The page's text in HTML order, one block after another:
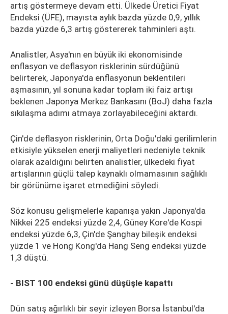
artış göstermeye devam etti. Ülkede Üretici Fiyat
Endeksi (ÜFE), mayısta aylık bazda yüzde 0,9, yıllık
bazda yüzde 6,3 artış göstererek tahminleri aştı.
Analistler, Asya'nın en büyük iki ekonomisinde
enflasyon ve deflasyon risklerinin sürdüğünü
belirterek, Japonya'da enflasyonun beklentileri
aşmasının, yıl sonuna kadar toplam iki faiz artışı
beklenen Japonya Merkez Bankasını (BoJ) daha fazla
sıkılaşma adımı atmaya zorlayabileceğini aktardı.
Çin'de deflasyon risklerinin, Orta Doğu'daki gerilimlerin
etkisiyle yükselen enerji maliyetleri nedeniyle teknik
olarak azaldığını belirten analistler, ülkedeki fiyat
artışlarının güçlü talep kaynaklı olmamasının sağlıklı
bir görünüme işaret etmediğini söyledi.
Söz konusu gelişmelerle kapanışa yakın Japonya'da
Nikkei 225 endeksi yüzde 2,4, Güney Kore'de Kospi
endeksi yüzde 6,3, Çin'de Şanghay bileşik endeksi
yüzde 1 ve Hong Kong'da Hang Seng endeksi yüzde
1,3 düştü.
- BIST 100 endeksi günü düşüşle kapattı
Dün satış ağırlıklı bir seyir izleyen Borsa İstanbul'da